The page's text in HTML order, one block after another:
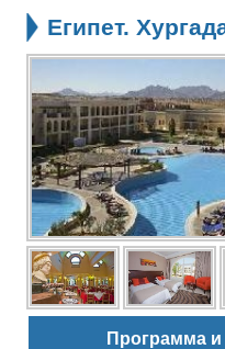
Египет.
Программа и